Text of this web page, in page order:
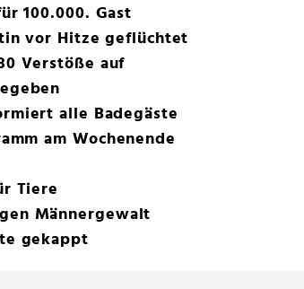
100.000. Gast
vor Hitze geflüchtet
Verstöße auf
alle Badegäste
am Wochenende
Tiere
Männergewalt
gekappt